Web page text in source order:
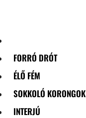
FORRÓ DRÓT
ÉLŐ FÉM
SOKKOLÓ KORONGOK
INTERJÚ